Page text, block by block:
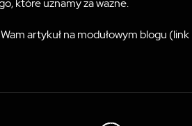
które uznamy za ważne.
artykuł na modułowym blogu